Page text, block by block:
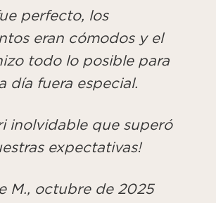
perfecto, los
eran cómodos y el
todo lo posible para
día fuera especial.
inolvidable que superó
expectativas!
M., octubre de 2025